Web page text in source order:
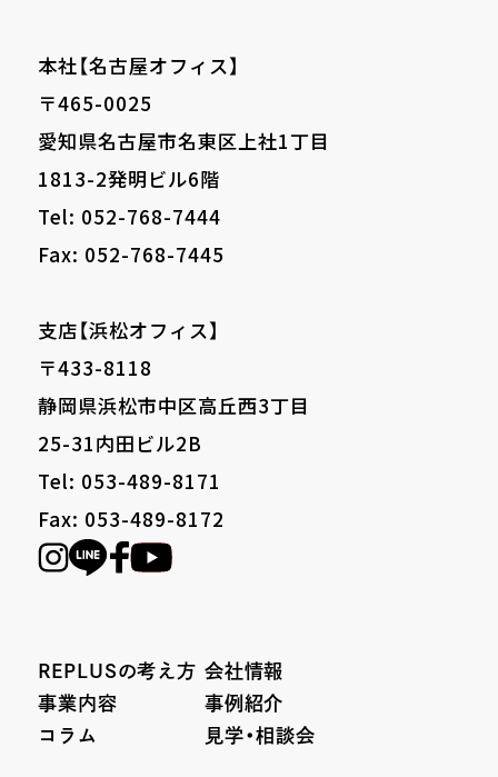
本社【名古屋オフィス】
〒465-0025
愛知県名古屋市名東区上社1丁目
1813-2発明ビル6階
Tel: 052-768-7444
Fax: 052-768-7445
支店【浜松オフィス】
〒433-8118
静岡県浜松市中区高丘西3丁目
25-31内田ビル2B
Tel: 053-489-8171
Fax: 053-489-8172
REPLUSの考え方 会社情報
事業内容
事例紹介
コラム
見学・相談会